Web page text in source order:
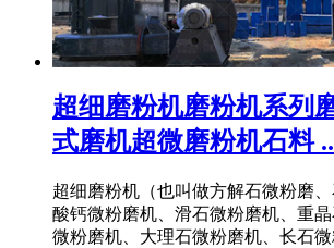
超细磨粉机磨粉机系列
式磨机超微磨粉机石料
超细磨粉机（也叫做方解石微粉磨
酸钙微粉磨机、滑石微粉磨机、重
微粉磨机、大理石微粉磨机、长石